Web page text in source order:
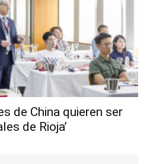
de China quieren ser
de Rioja’